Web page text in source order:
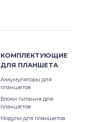
КОМПЛЕКТУЮЩИЕ
ДЛЯ ПЛАНШЕТА
Аккумуляторы для
планшетов
Блоки питания для
планшетов
Модули для планшетов